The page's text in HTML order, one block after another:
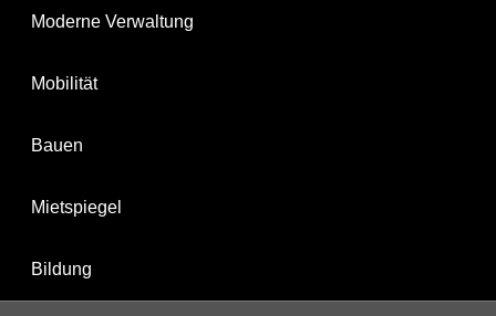
Moderne Verwaltung
Mobilität
Bauen
Mietspiegel
Bildung